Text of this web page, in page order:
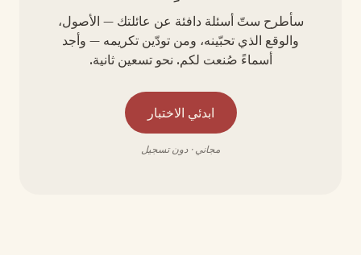
سأطرح ستّ أسئلة دافئة عن عائلتك — الأصول،
والوقع الذي تحبّينه، ومن تودّين تكريمه — وأجد
أسماءً صُنعت لكم. نحو تسعين ثانية.
ابدئي الاختبار
مجاني · دون تسجيل